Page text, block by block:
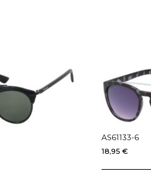
AS61133-6
18,95€